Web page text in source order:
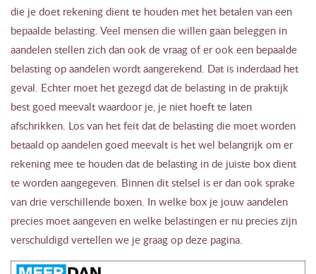
die je doet rekening dient te houden met het betalen van een
bepaalde belasting. Veel mensen die willen gaan beleggen in
aandelen stellen zich dan ook de vraag of er ook een bepaalde
belasting op aandelen wordt aangerekend. Dat is inderdaad het
geval. Echter moet het gezegd dat de belasting in de praktijk
best goed meevalt waardoor je, je niet hoeft te laten
afschrikken. Los van het feit dat de belasting die moet worden
betaald op aandelen goed meevalt is het wel belangrijk om er
rekening mee te houden dat de belasting in de juiste box dient
te worden aangegeven. Binnen dit stelsel is er dan ook sprake
van drie verschillende boxen. In welke box je jouw aandelen
precies moet aangeven en welke belastingen er nu precies zijn
verschuldigd vertellen we je graag op deze pagina.